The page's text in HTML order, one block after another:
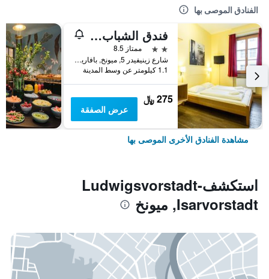
الفنادق الموصى بها
فندق الشباب يورو ميونيخ
2 نجمتين
ممتاز 8.5
شارع زينيفيدر 5, ميونخ, بافاريا, ألمانيا
1.1 كيلومتر عن وسط المدينة
275 ﷼
عرض الصفقة
مشاهدة الفنادق الأخرى الموصى بها
استكشفLudwigsvorstadt-
Isarvorstadt, ميونخ